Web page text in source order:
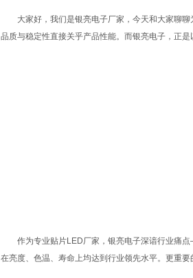
大家好，我们是银亮电子厂家，今天和大家聊聊
品质与稳定性直接关乎产品性能。而银亮电子，正是
作为专业贴片LED厂家，银亮电子深谙行业痛点
在亮度、色温、寿命上均达到行业领先水平。更重